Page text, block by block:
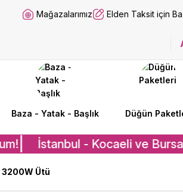
Mağazalarımız Elden Taksit için
Baza - Yatak - Başlık Düğün
İstanbul - Kocaeli ve
3200W Ütü